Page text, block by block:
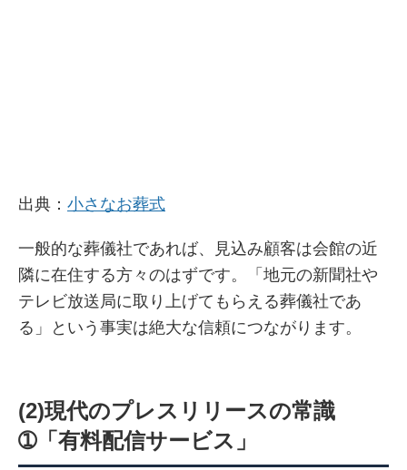
出典： 小さなお葬式
一般的な葬儀社であれば、見込み顧客は会館の近
隣に在住する方々のはずです。「地元の新聞社や
テレビ放送局に取り上げてもらえる葬儀社であ
る」という事実は絶大な信頼につながります。
(2)現代のプレスリリースの常識
➀「有料配信サービス」